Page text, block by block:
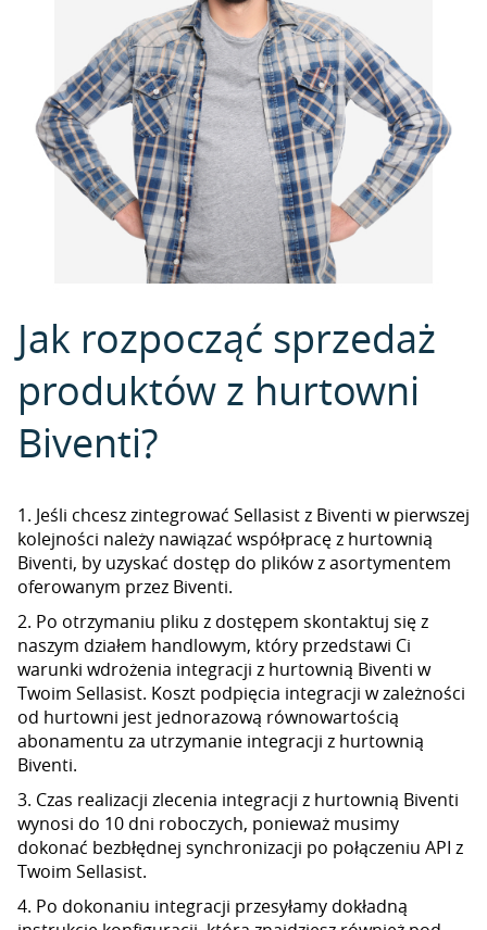
Jak rozpocząć sprzedaż
produktów z hurtowni
Biventi?
1. Jeśli chcesz zintegrować Sellasist z Biventi w pierwszej
kolejności należy nawiązać współpracę z hurtownią
Biventi, by uzyskać dostęp do plików z asortymentem
oferowanym przez Biventi.
2. Po otrzymaniu pliku z dostępem skontaktuj się z
naszym działem handlowym, który przedstawi Ci
warunki wdrożenia integracji z hurtownią Biventi w
Twoim Sellasist. Koszt podpięcia integracji w zależności
od hurtowni jest jednorazową równowartością
abonamentu za utrzymanie integracji z hurtownią
Biventi.
3. Czas realizacji zlecenia integracji z hurtownią Biventi
wynosi do 10 dni roboczych, ponieważ musimy
dokonać bezbłędnej synchronizacji po połączeniu API z
Twoim Sellasist.
4. Po dokonaniu integracji przesyłamy dokładną